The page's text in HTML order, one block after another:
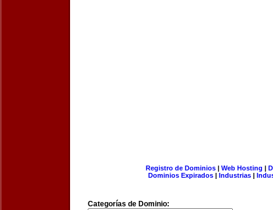
Registro de Dominios| Web Hosting |
Dominios Expirados | Industrias |
Categorías de Dominio: